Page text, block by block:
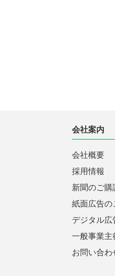
会社案内
会社概要
採用情報
新聞のご購
紙面広告の
デジタル広
一般事業主
お問い合わ